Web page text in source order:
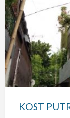
KOST
PUTRI
RIA
KOST